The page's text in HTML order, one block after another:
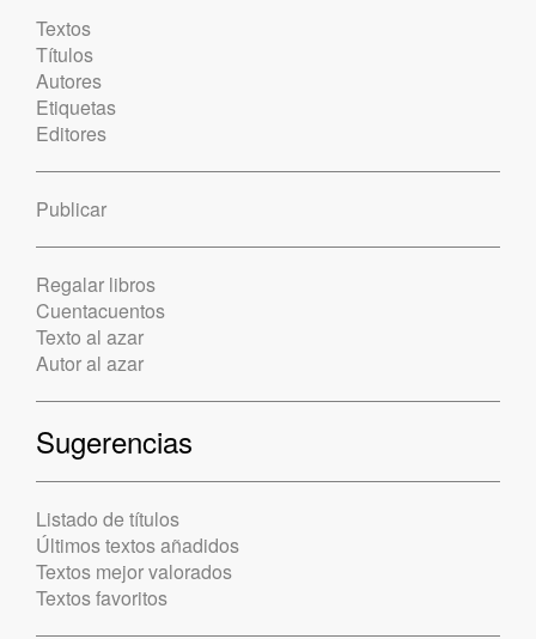
Textos
Títulos
Autores
Etiquetas
Editores
Publicar
Regalar libros
Cuentacuentos
Texto al azar
Autor al azar
Sugerencias
Listado de títulos
Últimos textos añadidos
Textos mejor valorados
Textos favoritos